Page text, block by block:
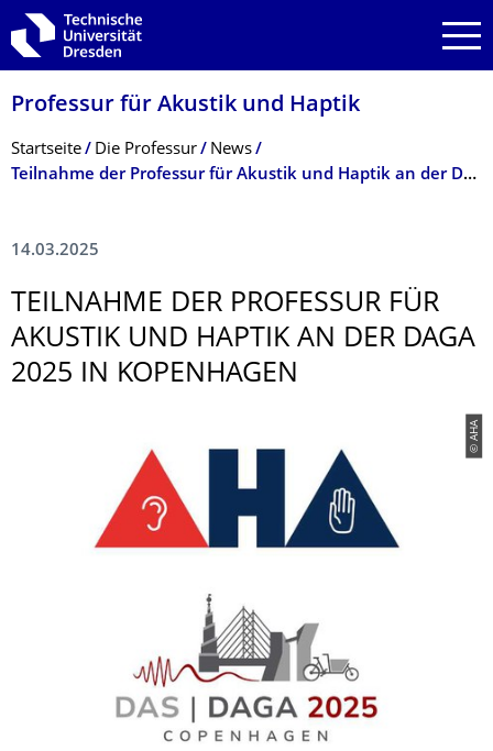
Zur Hauptnavigation springen
Zur Suche springen
Zum Inhalt springen
Professur für Akustik und Haptik
Breadcrumb-Menü
Startseite Die Professur
News
Teilnahme der Professur für Akustik und Haptik an der DAGA 2025 in Kopenhagen
14.03.2025
TEILNAHME DER PROFESSUR FÜR
AKUSTIK UND HAPTIK AN DER DAGA
2025 IN KOPENHAGEN
© AHA